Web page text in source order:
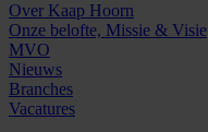
Over Kaap Hoorn
Onze belofte, Missie & Visie
MVO
Nieuws
Branches
Vacatures